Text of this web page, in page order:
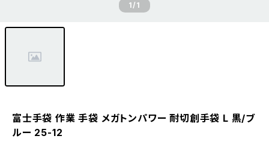
1/1
富士手袋 作業 手袋 メガトンパワー 耐切創手袋 L 黒/ブ
ルー 25-12